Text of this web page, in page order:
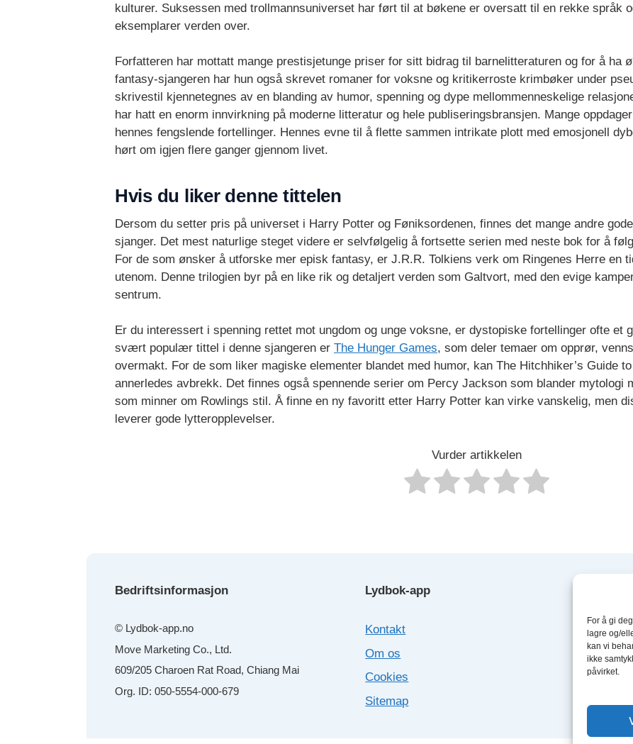
For å gi
lagre og/
kan vi
ikke
påvirket.
kulturer. Suksessen med trollmannsuniverset har ført til at bøkene er oversatt til en rekke språk
eksemplarer verden over.
Forfatteren har mottatt mange prestisjetunge priser for sitt bidrag til barnelitteraturen og for å ha
fantasy-sjangeren har hun også skrevet romaner for voksne og kritikerroste krimbøker under
skrivestil kjennetegnes av en blanding av humor, spenning og dype mellommenneskelige
har hatt en enorm innvirkning på moderne litteratur og hele publiseringsbransjen. Mange
hennes fengslende fortellinger. Hennes evne til å flette sammen intrikate plott med emosjonell
hørt om igjen flere ganger gjennom livet.
Hvis du liker denne tittelen
Dersom du setter pris på universet i Harry Potter og Føniksordenen, finnes det mange andre
sjanger. Det mest naturlige steget videre er selvfølgelig å fortsette serien med neste bok for å
For de som ønsker å utforske mer episk fantasy, er J.R.R. Tolkiens verk om Ringenes Herre en
utenom. Denne trilogien byr på en like rik og detaljert verden som Galtvort, med den evige
sentrum.
Er du interessert i spenning rettet mot ungdom og unge voksne, er dystopiske fortellinger ofte et
svært populær tittel i denne sjangeren er The Hunger Games, som deler temaer om opprør,
overmakt. For de som liker magiske elementer blandet med humor, kan The Hitchhiker’s Guide
annerledes avbrekk. Det finnes også spennende serier om Percy Jackson som blander mytologi
som minner om Rowlings stil. Å finne en ny favoritt etter Harry Potter kan virke vanskelig, men
leverer gode lytteropplevelser.
Vurder artikkelen
Bedriftsinformasjon
© Lydbok-app.no
Move Marketing Co., Ltd.
609/205 Charoen Rat Road, Chiang Mai
Org. ID: 050-5554-000-679
Lydbok-app
Kontakt
Om os
Cookies
Sitemap